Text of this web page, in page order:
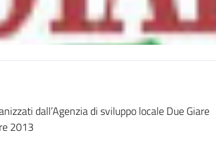
dall’Agenzia di sviluppo locale Due Giare
2013